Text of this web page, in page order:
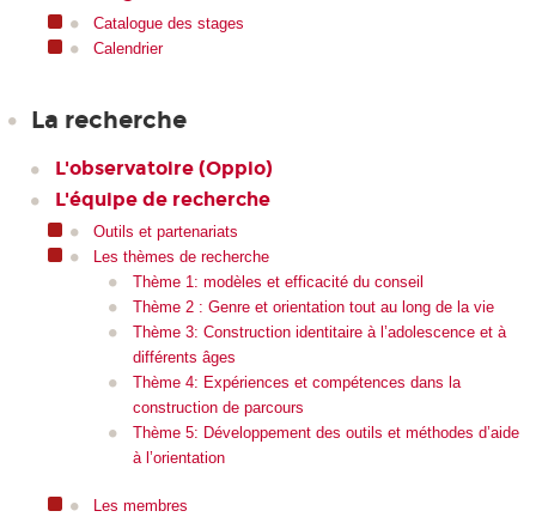
Catalogue des stages
Calendrier
La recherche
L'observatoire (Oppio)
L'équipe de recherche
Outils et partenariats
Les thèmes de recherche
Thème 1: modèles et efficacité du conseil
Thème 2 : Genre et orientation tout au long de la vie
Thème 3: Construction identitaire à l’adolescence et à
différents âges
Thème 4: Expériences et compétences dans la
construction de parcours
Thème 5: Développement des outils et méthodes d’aide
à l’orientation
Les membres